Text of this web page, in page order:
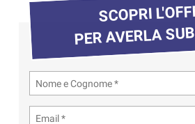
SCOPRI
PER AVERLA